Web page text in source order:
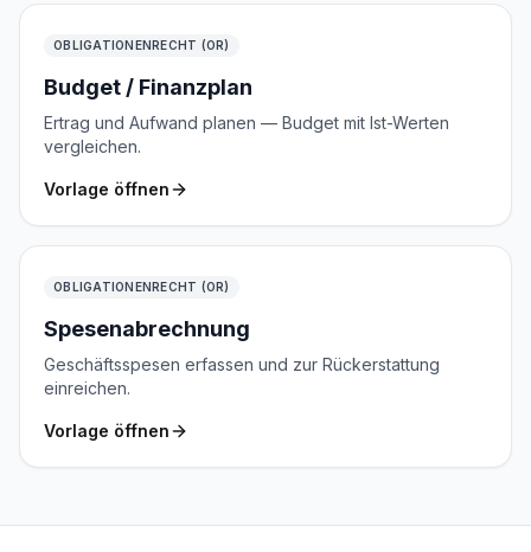
OBLIGATIONENRECHT (OR)
Budget / Finanzplan
Ertrag und Aufwand planen — Budget mit Ist-Werten
vergleichen.
Vorlage öffnen
OBLIGATIONENRECHT (OR)
Spesenabrechnung
Geschäftsspesen erfassen und zur Rückerstattung
einreichen.
Vorlage öffnen